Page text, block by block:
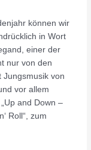
können wir
in Wort
einer der
nur von den
Jungsmusik von
vor allem
and Down –
Roll“, zum